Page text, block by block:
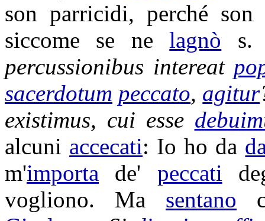
son parricidi, perché son
siccome se nelagnò
percussionibus intereat
sacerdotum peccato, agitur
existimus, cui esse
alcuni accecati: Io ho da
m'importa de' peccati
vogliono. Ma sentano